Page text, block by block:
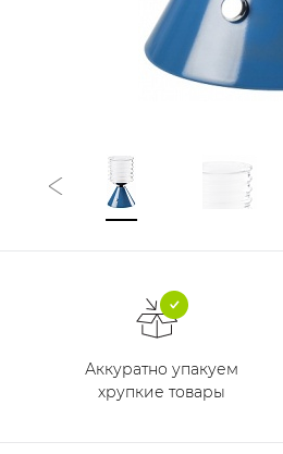
Аккуратно упакуем
хрупкие товары